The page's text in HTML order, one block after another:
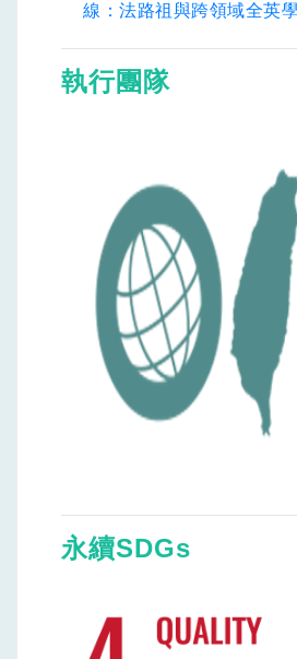
線：法路祖與跨領域全英
執行團隊
永續SDGs